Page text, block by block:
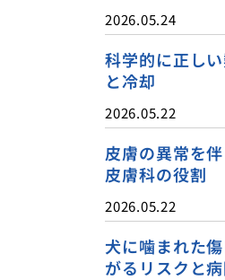
2026.05.24
科学的に正し
と冷却
2026.05.22
皮膚の異常を
皮膚科の役割
2026.05.22
犬に噛まれた
がるリスクと